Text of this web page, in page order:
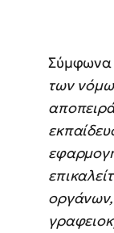
Σύμφωνα
των
οργάνων,